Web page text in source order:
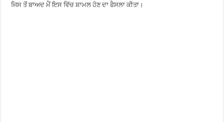
ਜਿਸ ਤੋਂ ਬਾਅਦ ਮੈਂ ਇਸ ਵਿੱਚ ਸ਼ਾਮਲ ਹੋਣ ਦਾ ਫੈਸਲਾ ਕੀਤਾ।